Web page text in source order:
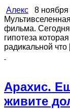
Алекс 8 ноября
фильма. Сегодня
гипотеза
радикальной что
Арахис.
живите